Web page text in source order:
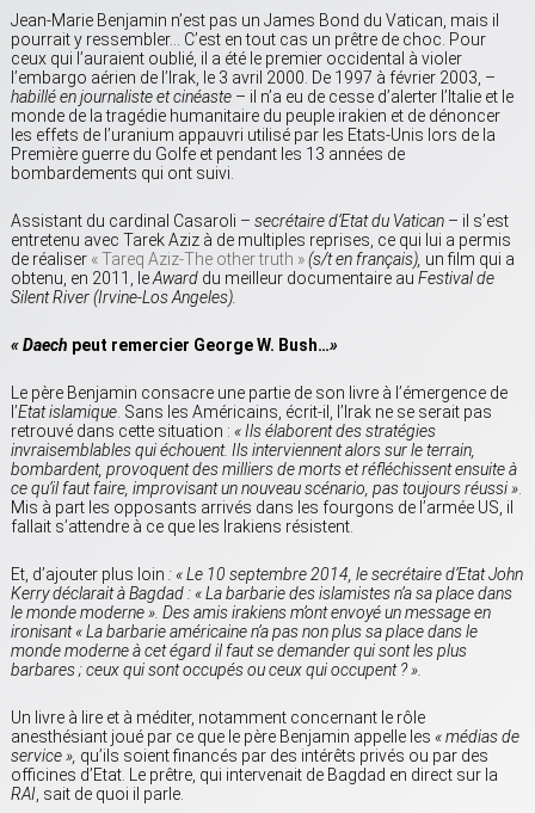
Jean-Marie Benjamin n’est pas un James Bond du Vatican, mais il
pourrait y ressembler… C’est en tout cas un prêtre de choc. Pour
ceux qui l’auraient oublié, il a été le premier occidental à violer
l’embargo aérien de l’Irak, le 3 avril 2000. De 1997 à février 2003, –
habillé en journaliste et cinéaste – il n’a eu de cesse d’alerter l’Italie et le
monde de la tragédie humanitaire du peuple irakien et de dénoncer
les effets de l’uranium appauvri utilisé par les Etats-Unis lors de la
Première guerre du Golfe et pendant les 13 années de
bombardements qui ont suivi.
Assistant du cardinal Casaroli – secrétaire d’Etat du Vatican – il s’est
entretenu avec Tarek Aziz à de multiples reprises, ce qui lui a permis
de réaliser « Tareq Aziz-The other truth »(s/t en français), un film qui a
obtenu, en 2011, leAward du meilleur documentaire au Festival de
Silent River (Irvine-Los Angeles).
« Daech peut remercier George W. Bush…»
Le père Benjamin consacre une partie de son livre à l’émergence de
l’Etat islamique . Sans les Américains, écrit-il, l’Irak ne se serait pas
retrouvé dans cette situation : « Ils élaborent des stratégies
invraisemblables qui échouent. Ils interviennent alors sur le terrain,
bombardent, provoquent des milliers de morts et réfléchissent ensuite à
ce qu’il faut faire, improvisant un nouveau scénario, pas toujours réussi »
Mis à part les opposants arrivés dans les fourgons de l’armée US, il
fallait s’attendre à ce que les Irakiens résistent.
Et, d’ajouter plus loin : « Le 10 septembre 2014, le secrétaire d’Etat John
Kerry déclarait à Bagdad : « La barbarie des islamistes n’a sa place dans
le monde moderne ». Des amis irakiens m’ont envoyé un message en
ironisant « La barbarie américaine n’a pas non plus sa place dans le
monde moderne à cet égard il faut se demander qui sont les plus
barbares ; ceux qui sont occupés ou ceux qui occupent ? ».
Un livre à lire et à méditer, notamment concernant le rôle
anesthésiant joué par ce que le père Benjamin appelle les « médias de
service », qu’ils soient financés par des intérêts privés ou par des
officines d’Etat. Le prêtre, qui intervenait de Bagdad en direct sur la
RAI , sait de quoi il parle.